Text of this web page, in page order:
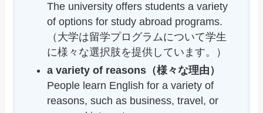
The university offers students a variety
of options for study abroad programs.
（大学は留学プログラムについて学生
に様々な選択肢を提供しています。）
a variety of reasons（様々な理由）
People learn English for a variety of
reasons, such as business, travel, or